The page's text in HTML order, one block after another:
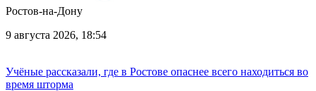
Ростов-на-Дону
9 августа 2026, 18:54
Учёные рассказали, где в Ростове опаснее всего находиться во
время шторма